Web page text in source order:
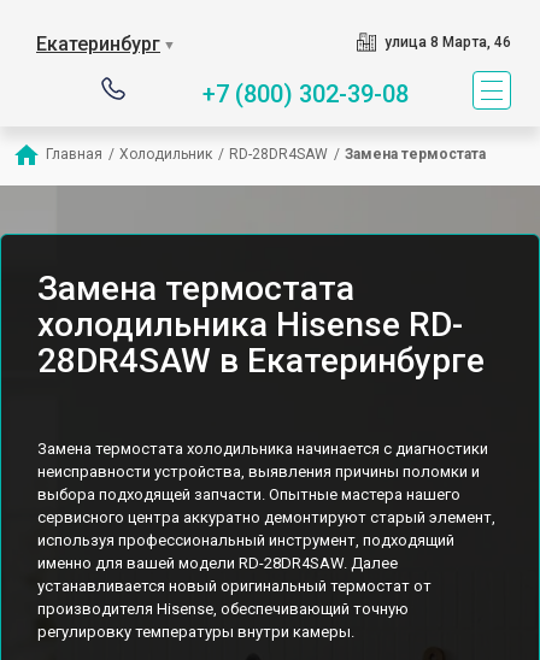
Екатеринбург ▼ улица 8 Марта, 46
+7 (800) 302-39-08
Главная / Холодильник / RD-28DR4SAW / Замена термостата
Замена термостата
холодильника Hisense RD-
28DR4SAW в Екатеринбурге
Замена термостата холодильника начинается с диагностики
неисправности устройства, выявления причины поломки и
выбора подходящей запчасти. Опытные мастера нашего
сервисного центра аккуратно демонтируют старый элемент,
используя профессиональный инструмент, подходящий
именно для вашей модели RD-28DR4SAW. Далее
устанавливается новый оригинальный термостат от
производителя Hisense, обеспечивающий точную
регулировку температуры внутри камеры.